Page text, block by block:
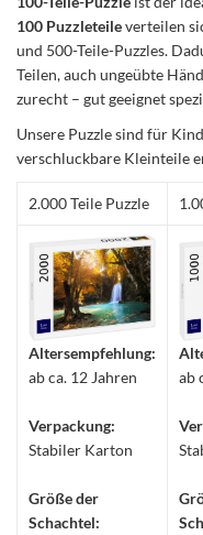
100 Puzzleteileverteilen
und 500-Teile-Puzzles.
Teilen, auch ungeübte
zurecht – gut geeignet
Unsere Puzzle sind für
verschluckbare Kleinteile
2.000 Teile Puzzle
Altersempfehlung:
ab ca. 12 Jahren
Verpackung:
Stabiler Karton
Größe der
Schachtel:
ab